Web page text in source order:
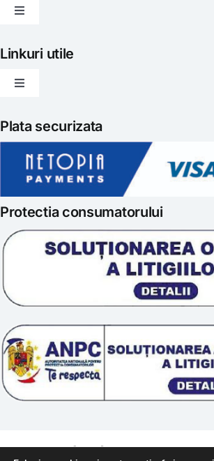
Toggle
Articole
Gatit creativ
Iubim fructele
Scoala „Sanatate 5D”
Tratamente naturale
Linkuri utile
Toggle
Politica de livrare
Politica de retur
Prelucrarea datelor
Termeni si conditii
Politica cookie
Plata securizata
Protectia consumatorului
© 2011 – [year] Fundatia Simile.